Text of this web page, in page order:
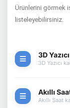
Ürünlerini görmek
listeleyebilirsiniz.
3D
3D Yazıcı
Akıllı
Akıllı Saat